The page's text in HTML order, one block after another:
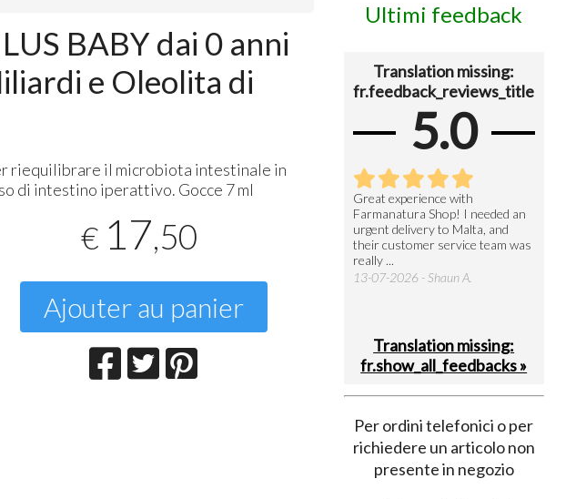
BABY dai 0 anni
e Oleolita di
riequilibrare il microbiota intestinale in
di intestino iperattivo. Gocce 7 ml
€ 17,50
Ajouter au panier
Ultimi feedback
Translation missing:
fr.feedback_reviews_title
5.0
Tutto perfetto
Great experience with
Farmanatura Shop! I needed an
urgent delivery to Malta, and
their customer service team was
really ...
13-07-2026 - Shaun A.
Translation missing:
fr.show_all_feedbacks »
Per ordini telefonici o per
richiedere un articolo non
presente in negozio